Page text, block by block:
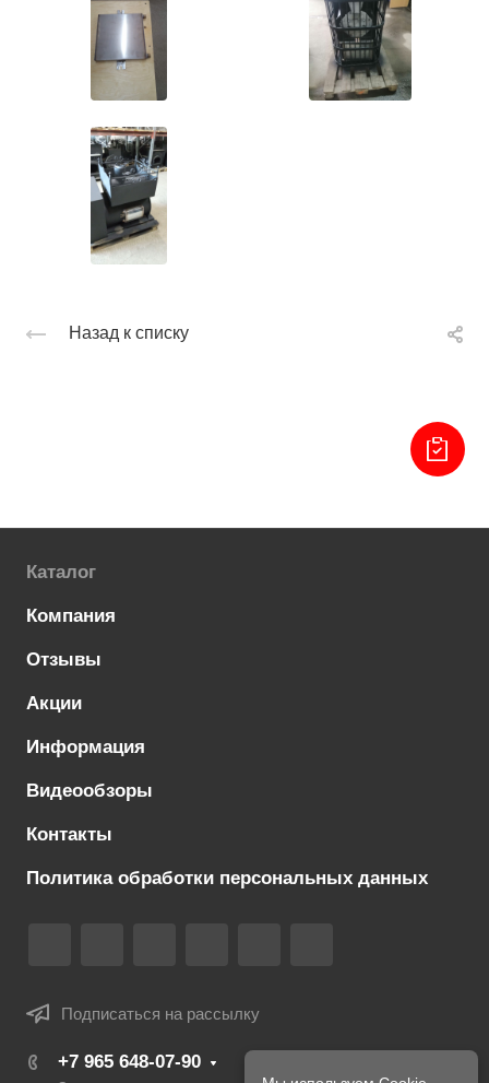
Назад к списку
Каталог
Компания
Отзывы
Акции
Информация
Видеообзоры
Контакты
Политика обработки персональных данных
Подписаться на рассылку
+7 965 648‑07‑90